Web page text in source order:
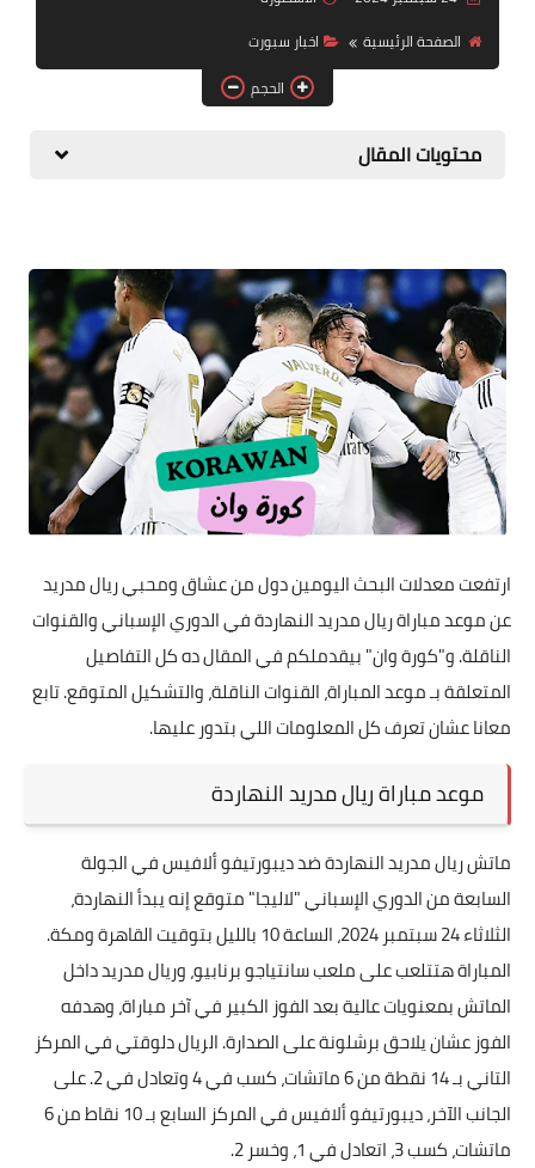
الصفحة الرئيسية
اخبار سبورت
الحجم
محتويات المقال
ارتفعت معدلات البحث اليومين دول من عشاق ومحبي ريال مدريد
عن موعد مباراة ريال مدريد النهاردة في الدوري الإسباني والقنوات
الناقلة. و"كورة وان" بيقدملكم في المقال ده كل التفاصيل
المتعلقة بـ موعد المباراة، القنوات الناقلة، والتشكيل المتوقع. تابع
معانا عشان تعرف كل المعلومات اللي بتدور عليها.
موعد مباراة ريال مدريد النهاردة
ماتش ريال مدريد النهاردة ضد ديبورتيفو ألافيس في الجولة
السابعة من الدوري الإسباني "لاليجا" متوقع إنه يبدأ النهاردة،
الثلاثاء 24 سبتمبر 2024، الساعة 10 بالليل بتوقيت القاهرة ومكة.
المباراة هتتلعب على ملعب سانتياجو برنابيو، وريال مدريد داخل
الماتش بمعنويات عالية بعد الفوز الكبير في آخر مباراة، وهدفه
الفوز عشان يلاحق برشلونة على الصدارة. الريال دلوقتي في المركز
التاني بـ 14 نقطة من 6 ماتشات، كسب في 4 وتعادل في 2. على
الجانب الآخر، ديبورتيفو ألافيس في المركز السابع بـ 10 نقاط من 6
ماتشات، كسب 3، اتعادل في 1، وخسر 2.